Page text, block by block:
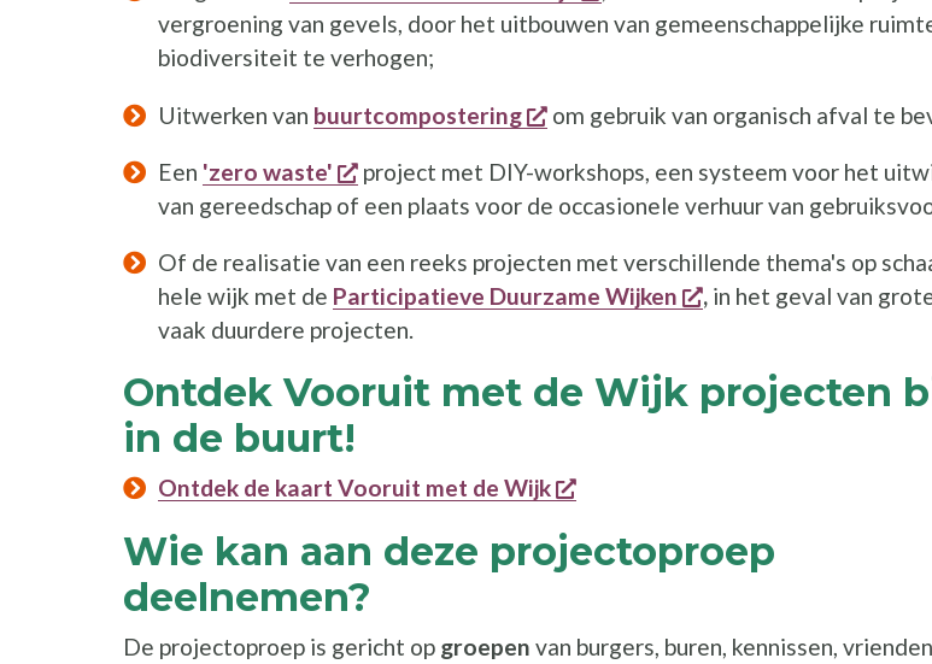
vergroening van gevels, door het uitbouwen van gemeenschappelijke
biodiversiteit te verhogen;
Uitwerken van buurtcompostering opent een nieuw venster
om gebruik van organisch afval te
Een 'zero waste' opent een nieuw venster
project met DIY-workshops, een systeem voor het
van gereedschap of een plaats voor de occasionele verhuur van
Of de realisatie van een reeks projecten met verschillende thema's op
hele wijk met de Participatieve Duurzame Wijken opent een nieuw
, in het geval van
vaak duurdere projecten.
Ontdek Vooruit met de Wijk projecten
in de buurt!
Ontdek de kaart Vooruit met de Wijk opent een nieuw venster
Wie kan aan deze projectoproep
deelnemen?
De projectoproep is gericht op groepen van burgers, buren, kennissen,